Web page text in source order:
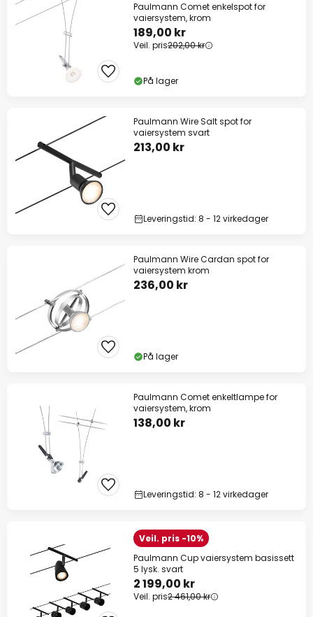
Paulmann Comet enkelspot for
vaiersystem, krom
189,00 kr
Veil. pris202,00 kr
På lager
Paulmann Wire Salt spot for
vaiersystem svart
213,00 kr
Leveringstid: 8 - 12 virkedager
Paulmann Wire Cardan spot for
vaiersystem krom
236,00 kr
På lager
Paulmann Comet enkeltlampe for
vaiersystem, krom
138,00 kr
Leveringstid: 8 - 12 virkedager
Veil. pris -10%
Paulmann Cup vaiersystem basissett
5 lysk. svart
2 199,00 kr
Veil. pris2 461,00 kr